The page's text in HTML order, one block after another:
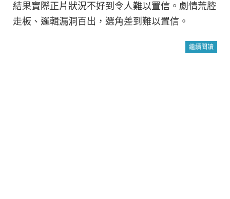
結果實際正片狀況不好到令人難以置信。劇情荒腔
走板、邏輯漏洞百出，選角差到難以置信。
繼續閱讀